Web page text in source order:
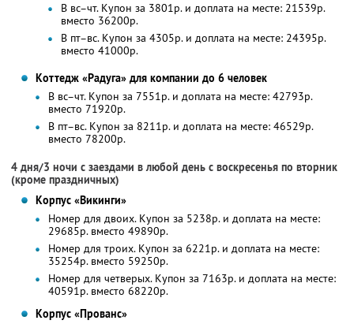
В вс–чт. Купон за 3801р. и доплата на месте: 21539р.
вместо 36200р.
В пт–вс. Купон за 4305р. и доплата на месте: 24395р.
вместо 41000р.
Коттедж «Радуга» для компании до 6 человек
В вс–чт. Купон за 7551р. и доплата на месте: 42793р.
вместо 71920р.
В пт–вс. Купон за 8211р. и доплата на месте: 46529р.
вместо 78200р.
4 дня/3 ночи с заездами в любой день с воскресенья по вторник
(кроме праздничных)
Корпус «Викинги»
Номер для двоих. Купон за 5238р. и доплата на месте:
29685р. вместо 49890р.
Номер для троих. Купон за 6221р. и доплата на месте:
35254р. вместо 59250р.
Номер для четверых. Купон за 7163р. и доплата на месте:
40591р. вместо 68220р.
Корпус «Прованс»